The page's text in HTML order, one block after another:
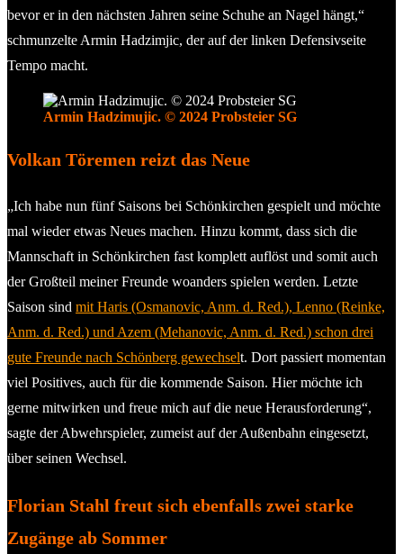
bevor er in den nächsten Jahren seine Schuhe an Nagel hängt,“
schmunzelte Armin Hadzimjic, der auf der linken Defensivseite
Tempo macht.
Armin Hadzimujic. © 2024 Probsteier SG
Volkan Töremen reizt das Neue
„Ich habe nun fünf Saisons bei Schönkirchen gespielt und möchte
mal wieder etwas Neues machen. Hinzu kommt, dass sich die
Mannschaft in Schönkirchen fast komplett auflöst und somit auch
der Großteil meiner Freunde woanders spielen werden. Letzte
Saison sind mit Haris (Osmanovic, Anm. d. Red.), Lenno (Reinke,
Anm. d. Red.) und Azem (Mehanovic, Anm. d. Red.) schon drei
gute Freunde nach Schönberg gewechselt. Dort passiert momentan
viel Positives, auch für die kommende Saison. Hier möchte ich
gerne mitwirken und freue mich auf die neue Herausforderung“,
sagte der Abwehrspieler, zumeist auf der Außenbahn eingesetzt,
über seinen Wechsel.
Florian Stahl freut sich ebenfalls zwei starke
Zugänge ab Sommer